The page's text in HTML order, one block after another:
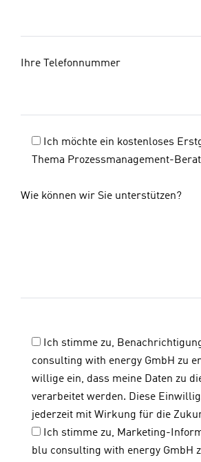
Ihre Telefonnummer
Ich möchte ein kostenloses
Thema Prozessmanagement-
Wie können wir Sie unterstützen?
Ich stimme zu,
consulting with energy GmbH zu
willige ein, dass meine Daten zu
verarbeitet werden. Diese
jederzeit mit Wirkung für die
Ich stimme zu, Marketing-
blu consulting with energy GmbH